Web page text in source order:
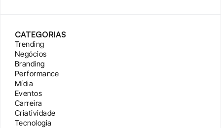
CATEGORIAS
Trending
Negócios
Branding
Performance
Mídia
Eventos
Carreira
Criatividade
Tecnologia